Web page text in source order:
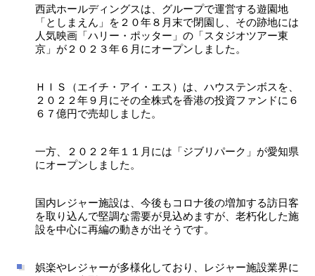
西武ホールディングスは、グループで運営する遊園地
「としまえん」を２０年８月末で閉園し、その跡地には
人気映画「ハリー・ポッター」の「スタジオツアー東
京」が２０２３年６月にオープンしました。
ＨＩＳ（エイチ・アイ・エス）は、ハウステンボスを、
２０２２年９月にその全株式を香港の投資ファンドに６
６７億円で売却しました。
一方、２０２２年１１月には「ジブリパーク」が愛知県
にオープンしました。
国内レジャー施設は、今後もコロナ後の増加する訪日客
を取り込んで堅調な需要が見込めますが、老朽化した施
設を中心に再編の動きが出そうです。
娯楽やレジャーが多様化しており、レジャー施設業界に